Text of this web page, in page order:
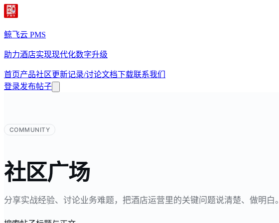
鲸飞云 PMS
助力酒店实现现代化数字升级
首页产品社区更新记录/讨论文档下载联系我们
登录发布帖子
COMMUNITY
社区广场
分享实战经验、讨论业务难题，把酒店运营里的关键问题说清楚、做明白。